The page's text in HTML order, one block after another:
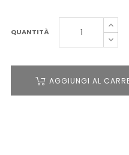
QUANTITÀ
AGGIUNGI AL